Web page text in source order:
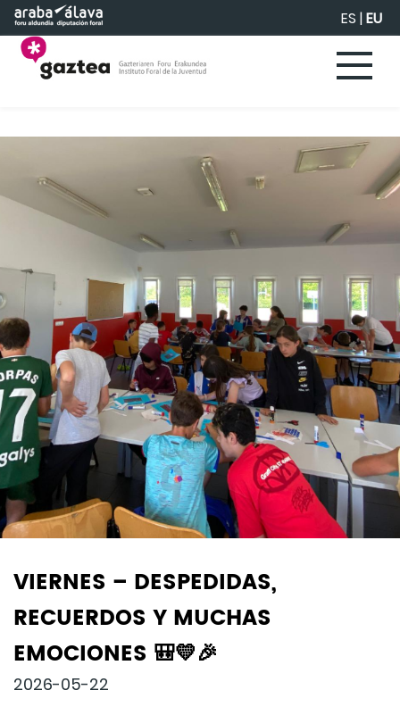
Eduki nagusira joan ES |EU
VIERNES – DESPEDIDAS,
RECUERDOS Y MUCHAS
EMOCIONES 🎒💛🎉
2026-05-22